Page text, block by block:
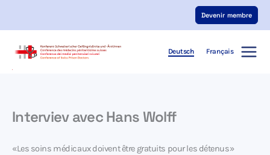
springen
Devenir membre
Deutsch Français
Interviev avec Hans Wolff
«Les soins médicaux doivent être gratuits pour les détenus»